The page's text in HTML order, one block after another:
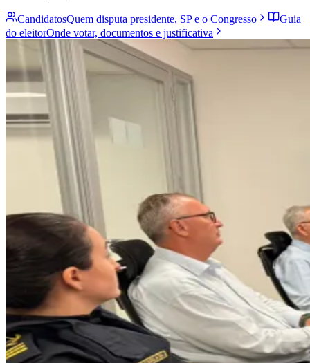
Grêmio
CandidatosQuem disputa presidente, SP e o Congresso
Guia
do eleitorOnde votar, documentos e justificativa